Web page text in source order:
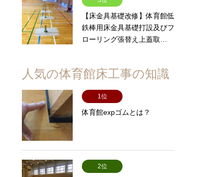
【床金具基礎改修】体育館低
鉄棒用床金具基礎打設及びフ
ローリング張替え上蓋取…
人気の体育館床工事の知識
1位
体育館expゴムとは？
2位